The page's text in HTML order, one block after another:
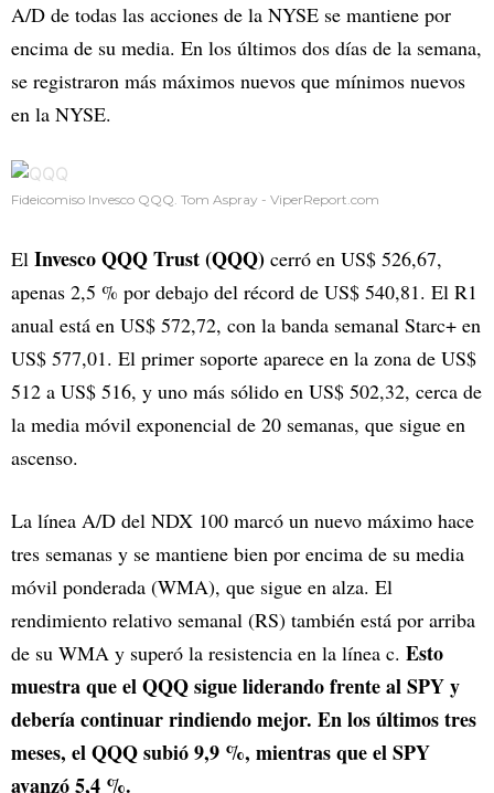
A/D de todas las acciones de la NYSE se mantiene por
encima de su media. En los últimos dos días de la semana,
se registraron más máximos nuevos que mínimos nuevos
en la NYSE.
Fideicomiso Invesco QQQ. Tom Aspray - ViperReport.com
El Invesco QQQ Trust (QQQ) cerró en US$ 526,67,
apenas 2,5 % por debajo del récord de US$ 540,81. El R1
anual está en US$ 572,72, con la banda semanal Starc+ en
US$ 577,01. El primer soporte aparece en la zona de US$
512 a US$ 516, y uno más sólido en US$ 502,32, cerca de
la media móvil exponencial de 20 semanas, que sigue en
ascenso.
La línea A/D del NDX 100 marcó un nuevo máximo hace
tres semanas y se mantiene bien por encima de su media
móvil ponderada (WMA), que sigue en alza. El
rendimiento relativo semanal (RS) también está por arriba
de su WMA y superó la resistencia en la línea c. Esto
muestra que el QQQ sigue liderando frente al SPY y
debería continuar rindiendo mejor. En los últimos tres
meses, el QQQ subió 9,9 %, mientras que el SPY
avanzó 5,4 %.